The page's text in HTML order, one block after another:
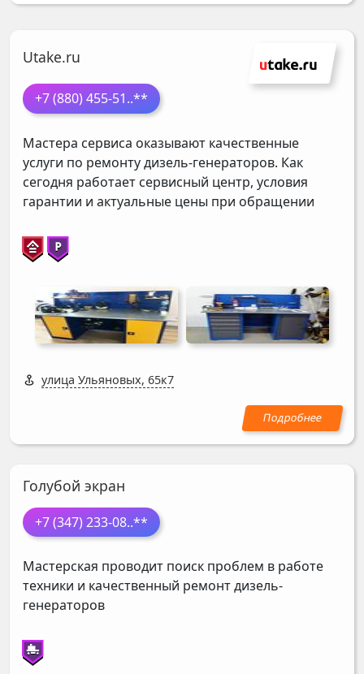
Utake.ru
+7 (880) 455-51..**
Мастера сервиса оказывают качественные
услуги по ремонту дизель-генераторов. Как
сегодня работает сервисный центр, условия
гарантии и актуальные цены при обращении
улица Ульяновых, 65к7
Голубой экран
+7 (347) 233-08..**
Мастерская проводит поиск проблем в работе
техники и качественный ремонт дизель-
генераторов